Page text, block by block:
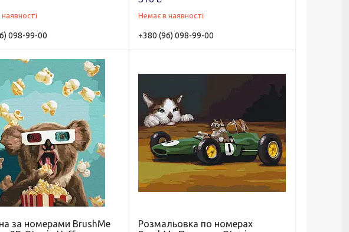
098-99-00
Немає в наявності
+380 (96) 098-99-00
за номерами BrushMe
Розмальовка по номерах